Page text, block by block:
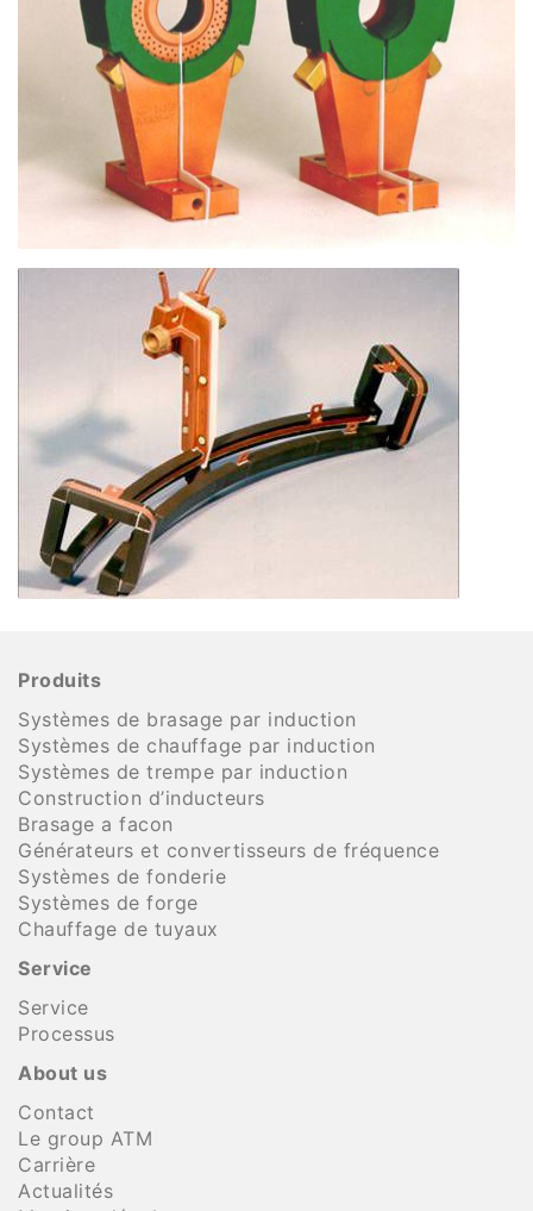
Produits
Systèmes de brasage par induction
Systèmes de chauffage par induction
Systèmes de trempe par induction
Construction d’inducteurs
Brasage a facon
Générateurs et convertisseurs de fréquence
Systèmes de fonderie
Systèmes de forge
Chauffage de tuyaux
Service
Service
Processus
About us
Contact
Le group ATM
Carrière
Actualités